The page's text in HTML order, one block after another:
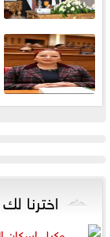
اخترنا لك